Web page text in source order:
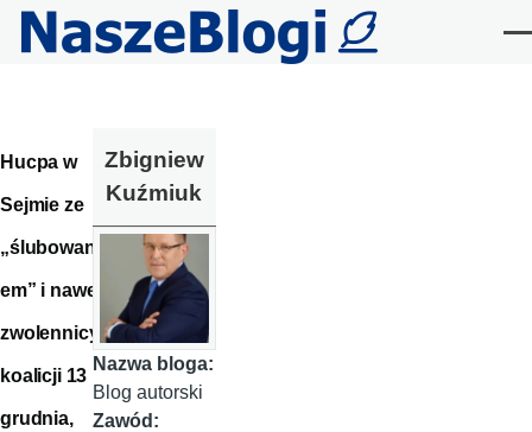
Przejdź do treści
Hucpa w
Sejmie ze
„ślubowani
em” i nawet
zwolennicy
koalicji 13
grudnia,
Zbigniew
Kuźmiuk
Nazwa bloga:
Blog autorski
Zawód: